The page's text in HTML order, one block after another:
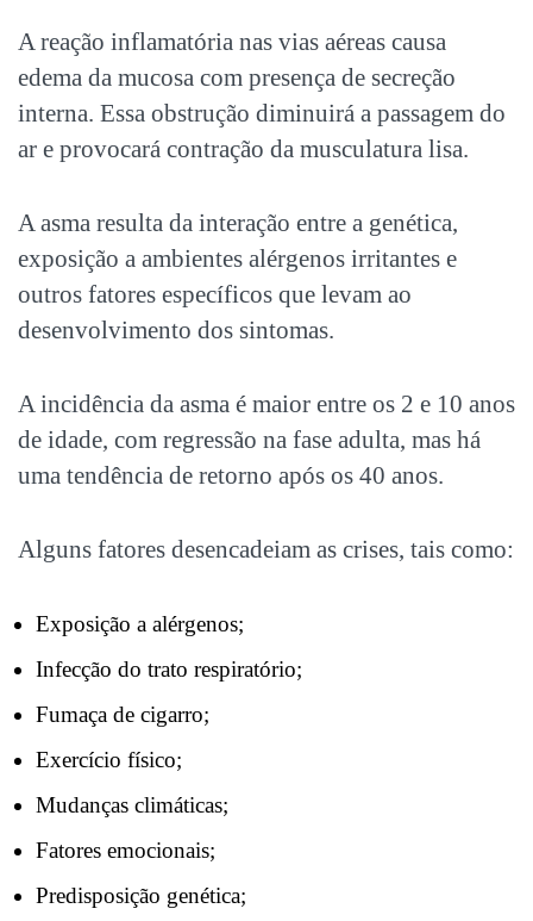
A reação inflamatória nas vias aéreas causa
edema da mucosa com presença de secreção
interna. Essa obstrução diminuirá a passagem do
ar e provocará contração da musculatura lisa.
A asma resulta da interação entre a genética,
exposição a ambientes alérgenos irritantes e
outros fatores específicos que levam ao
desenvolvimento dos sintomas.
A incidência da asma é maior entre os 2 e 10 anos
de idade, com regressão na fase adulta, mas há
uma tendência de retorno após os 40 anos.
Alguns fatores desencadeiam as crises, tais como:
Exposição a alérgenos;
Infecção do trato respiratório;
Fumaça de cigarro;
Exercício físico;
Mudanças climáticas;
Fatores emocionais;
Predisposição genética;